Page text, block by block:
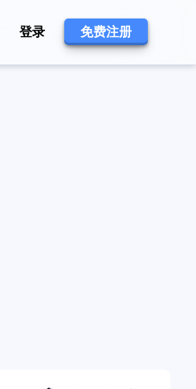
登录 免费注册